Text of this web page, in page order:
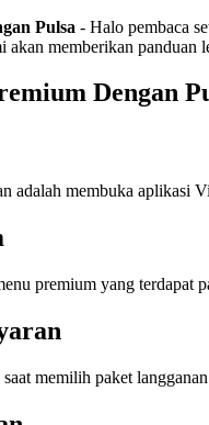
Pulsa - Halo pembaca
akan memberikan
Dengan
adalah membuka aplikasi
premium yang terdapat
memilih paket